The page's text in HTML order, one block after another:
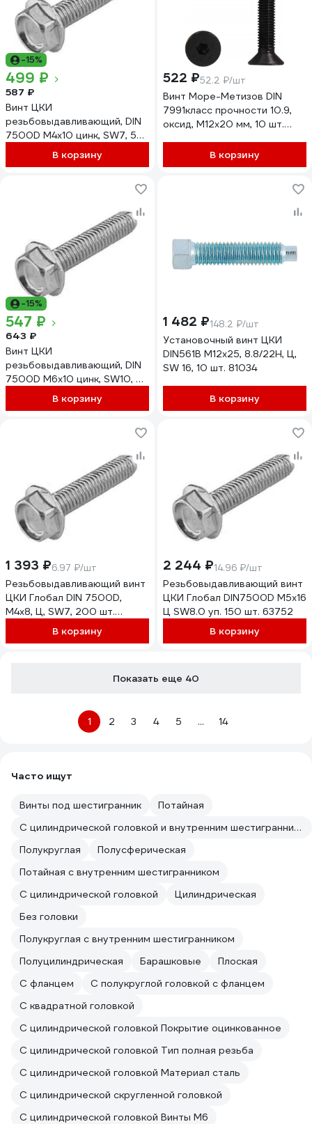
-15%
499 ₽
587 ₽
Винт ЦКИ
резьбовыдавливающий, DIN
7500D М4х10 цинк, SW7, 50
шт. 5902907В корзину
522 ₽52.2 ₽/шт
Винт Море-Метизов DIN
7991класс прочности 10.9,
оксид, M12x20 мм, 10 шт.
В корзину
-15%
547 ₽
643 ₽
Винт ЦКИ
резьбовыдавливающий, DIN
7500D М6х10 цинк, SW10, 25
шт. 3700207В корзину
1 482 ₽148.2 ₽/шт
Установочный винт ЦКИ
DIN561B М12x25, 8.8/22H, Ц,
SW 16, 10 шт. 81034
В корзину
1 393 ₽6.97 ₽/шт
Резьбовыдавливающий винт
ЦКИ Глобал DIN 7500D,
М4x8, Ц, SW7, 200 шт.
В корзину
2 244 ₽14.96 ₽/шт
Резьбовыдавливающий винт
ЦКИ Глобал DIN7500D М5х16
Ц SW8.0 уп. 150 шт. 63752
В корзину
Показать еще 40
1 2 3 4 5 ... 14
Часто ищут
Винты под шестигранник
Потайная
С цилиндрической головкой и внутренним шестигранником
Полукруглая
Полусферическая
Потайная с внутренним шестигранником
С цилиндрической головкой
Цилиндрическая
Без головки
Полукруглая с внутренним шестигранником
Полуцилиндрическая
Барашковые
Плоская
C фланцем
С полукруглой головкой с фланцем
С квадратной головкой
С цилиндрической головкой Покрытие оцинкованное
С цилиндрической головкой Тип полная резьба
С цилиндрической головкой Материал сталь
С цилиндрической скругленной головкой
С цилиндрической головкой Винты М6